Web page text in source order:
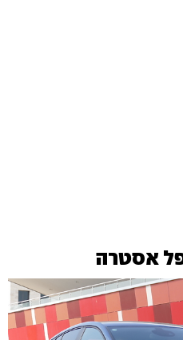
אסטרה